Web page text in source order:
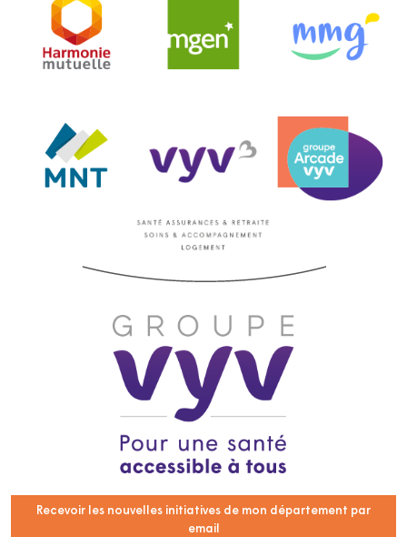
Recevoir les nouvelles initiatives de mon département par
email